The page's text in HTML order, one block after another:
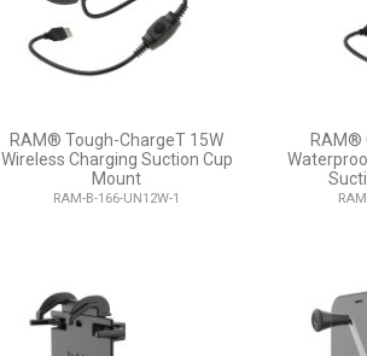
RAM® Tough-ChargeT 15W
Wireless Charging Suction Cup
Mount
RAM-B-166-UN12W-1
RAM®